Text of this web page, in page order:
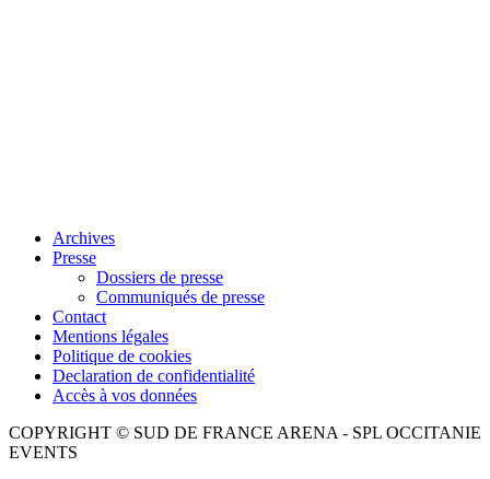
Archives
Presse
Dossiers de presse
Communiqués de presse
Contact
Mentions légales
Politique de cookies
Declaration de confidentialité
Accès à vos données
COPYRIGHT © SUD DE FRANCE ARENA - SPL OCCITANIE
EVENTS